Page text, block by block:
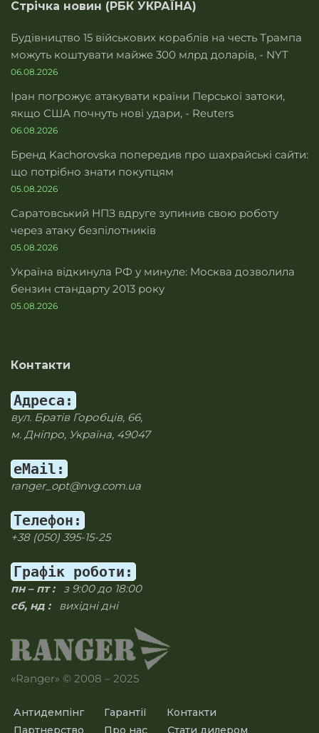
Стрічка новин (РБК УКРАЇНА)
Будівництво 15 військових кораблів на честь Трампа
можуть коштувати майже 300 млрд доларів, - NYT
06.08.2026
Іран погрожує атакувати країни Перської затоки,
якщо США почнуть нові удари, - Reuters
06.08.2026
Бренд Kachorovska попередив про шахрайські сайти:
що потрібно знати покупцям
05.08.2026
Саратовський НПЗ вдруге зупинив свою роботу
через атаку безпілотників
05.08.2026
Україна відкинула РФ у минуле: Москва дозволила
бензин стандарту 2013 року
05.08.2026
Контакти
Адреса:
вул. Братів Горобців, 66,
м. Дніпро, Україна, 49047
eMail:
ranger_opt@nvg.com.ua
Телефон:
+38 (050) 395-15-25
Графік роботи:
пн – пт :з 9:00 до 18:00
сб, нд :вихідні дні
«Ranger» © 2008 – 2025
Антидемпінг Гарантії
Контакти
Партнерство
Про нас Стати дилером